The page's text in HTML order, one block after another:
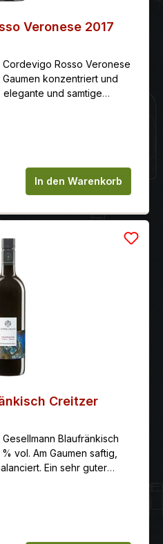
Veronese 2017
Cordevigo Rosso Veronese
Gaumen konzentriert und
elegante und samtige
ist reichhaltig,
Gib den
In den Warenkorb
Creitzer
Blaufränkisch
vol. Am Gaumen saftig,
Ein sehr guter
Das Mittelburgenland
Es trägt auch den
die ganze 1.912
Klassifizierung: